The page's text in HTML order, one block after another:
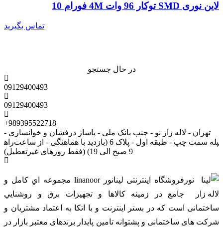
لاین نوری SMD توکار 96 وات 4M فورام 10
تماس بگیرید
در حال جستجو
09129400493
09129400493
+989395522718
تهران - لاله زار نو - جنب بانک ملی - پاساژ درفشان و خوانساری -
راه‎پله سمت چپ - طبقه اول - پلاک 6 (بازدید با هماهنگی - از ساعت
9 صبح الی 19) (فقط روزهای غیرتعطیل)
فروشگاه اینترنتی لینانور linanoor مجموعه اي کامل و
جامع در زمينه کالاها و تجهيزات برق و روشنايي
ساختمانی است که در بستر اينترنت و با اتکا به اعتماد مشتریان و
شرکت های ساختمانی و پشتوانه تامین پایدار برندهای معتبر بازار در